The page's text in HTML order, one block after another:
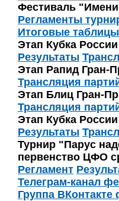
Фестиваль "Имени
Регламенты
Итоговые таблицы
Этап Кубка
Результаты
Этап Рапид Гран-
Трансляция
Этап Блиц Гран-
Трансляция
Этап Кубка
Результаты
Турнир "Парус
первенство ЦФО
Регламент
Телеграм-канал
Группа ВКонтакте